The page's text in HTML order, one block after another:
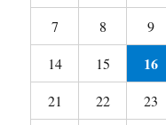
7
8 9
14
15 16
21
22 23